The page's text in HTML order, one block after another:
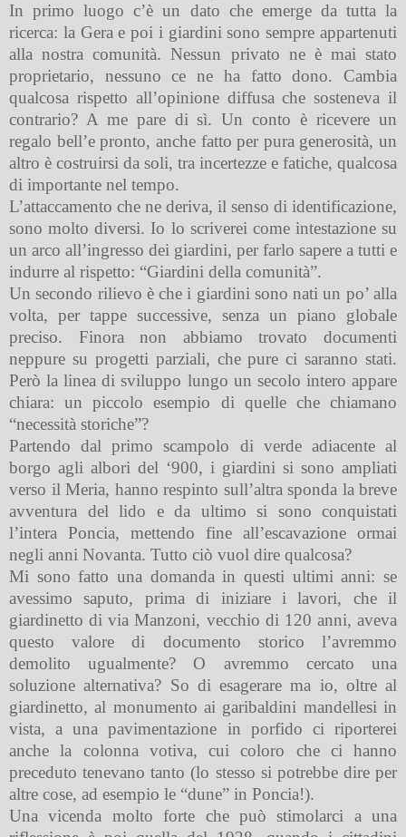
In primo luogo c’è un dato che emerge da tutta la
ricerca: la Gera e poi i giardini sono sempre appartenuti
alla nostra comunità. Nessun privato ne è mai stato
proprietario, nessuno ce ne ha fatto dono. Cambia
qualcosa rispetto all’opinione diffusa che sosteneva il
contrario? A me pare di sì. Un conto è ricevere un
regalo bell’e pronto, anche fatto per pura generosità, un
altro è costruirsi da soli, tra incertezze e fatiche, qualcosa
di importante nel tempo.
L’attaccamento che ne deriva, il senso di identificazione,
sono molto diversi. Io lo scriverei come intestazione su
un arco all’ingresso dei giardini, per farlo sapere a tutti e
indurre al rispetto: “Giardini della comunità”.
Un secondo rilievo è che i giardini sono nati un po’ alla
volta, per tappe successive, senza un piano globale
preciso. Finora non abbiamo trovato documenti
neppure su progetti parziali, che pure ci saranno stati.
Però la linea di sviluppo lungo un secolo intero appare
chiara: un piccolo esempio di quelle che chiamano
“necessità storiche”?
Partendo dal primo scampolo di verde adiacente al
borgo agli albori del ‘900, i giardini si sono ampliati
verso il Meria, hanno respinto sull’altra sponda la breve
avventura del lido e da ultimo si sono conquistati
l’intera Poncia, mettendo fine all’escavazione ormai
negli anni Novanta. Tutto ciò vuol dire qualcosa?
Mi sono fatto una domanda in questi ultimi anni: se
avessimo saputo, prima di iniziare i lavori, che il
giardinetto di via Manzoni, vecchio di 120 anni, aveva
questo valore di documento storico l’avremmo
demolito ugualmente? O avremmo cercato una
soluzione alternativa? So di esagerare ma io, oltre al
giardinetto, al monumento ai garibaldini mandellesi in
vista, a una pavimentazione in porfido ci riporterei
anche la colonna votiva, cui coloro che ci hanno
preceduto tenevano tanto (lo stesso si potrebbe dire per
altre cose, ad esempio le “dune” in Poncia!).
Una vicenda molto forte che può stimolarci a una